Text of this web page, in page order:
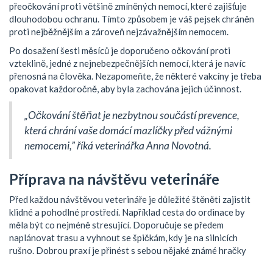
přeočkování proti většině zmíněných nemocí, které zajišťuje
dlouhodobou ochranu. Tímto způsobem je váš pejsek chráněn
proti nejběžnějším a zároveň nejzávažnějším nemocem.
Po dosažení šesti měsíců je doporučeno očkování proti
vzteklině, jedné z nejnebezpečnějších nemocí, která je navíc
přenosná na člověka. Nezapomeňte, že některé vakcíny je třeba
opakovat každoročně, aby byla zachována jejich účinnost.
„Očkování štěňat je nezbytnou součástí prevence,
která chrání vaše domácí mazlíčky před vážnými
nemocemi,” říká veterinářka Anna Novotná.
Příprava na návštěvu veterináře
Před každou návštěvou veterináře je důležité štěněti zajistit
klidné a pohodlné prostředí. Například cesta do ordinace by
měla být co nejméně stresující. Doporučuje se předem
naplánovat trasu a vyhnout se špičkám, kdy je na silnicích
rušno. Dobrou praxí je přinést s sebou nějaké známé hračky